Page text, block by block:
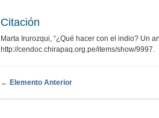
Citación
Marta Irurozqui, “¿Qué hacer con el indio? Un
http://cendoc.chirapaq.org.pe/items/show/9997
← Elemento Anterior